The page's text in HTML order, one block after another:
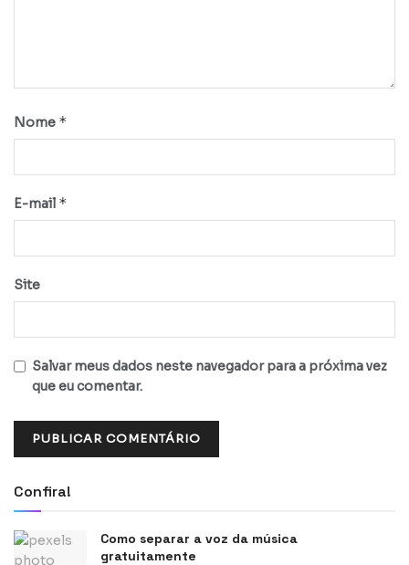
Nome *
E-mail *
Site
Salvar meus dados neste navegador para a próxima vez
que eu comentar.
Confira!
Como separar a voz da música
gratuitamente